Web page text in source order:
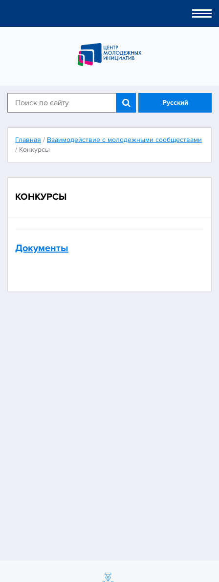
Русский
Главная / Взаимодействие с молодежными сообществами
/ Конкурсы
КОНКУРСЫ
Документы